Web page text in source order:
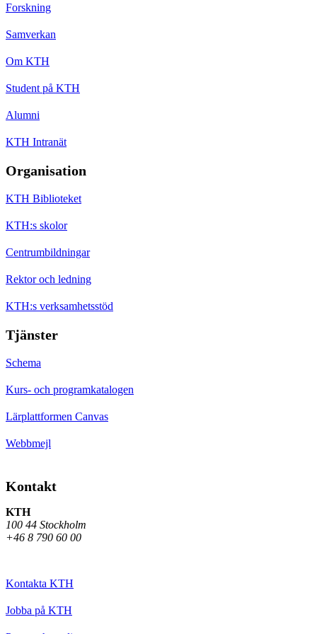
Forskning
Samverkan
Om KTH
Student på KTH
Alumni
KTH Intranät
Organisation
KTH Biblioteket
KTH:s skolor
Centrumbildningar
Rektor och ledning
KTH:s verksamhetsstöd
Tjänster
Schema
Kurs- och programkatalogen
Lärplattformen Canvas
Webbmejl
Kontakt
KTH
100 44 Stockholm
+46 8 790 60 00
Kontakta KTH
Jobba på KTH